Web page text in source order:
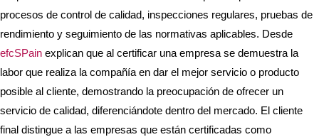
procesos de control de calidad, inspecciones regulares, pruebas de
rendimiento y seguimiento de las normativas aplicables. Desde
efcSPain explican que al certificar una empresa se demuestra la
labor que realiza la compañía en dar el mejor servicio o producto
posible al cliente, demostrando la preocupación de ofrecer un
servicio de calidad, diferenciándote dentro del mercado. El cliente
final distingue a las empresas que están certificadas como